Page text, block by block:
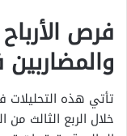
فرص
والمضاربين
تأتي هذه
خلال الربع الثالث من